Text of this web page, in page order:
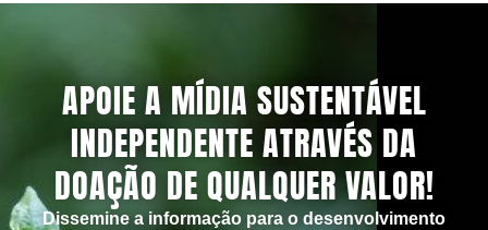
APOIE A MÍDIA SUSTENTÁVEL
INDEPENDENTE ATRAVÉS DA
DOAÇÃO DE QUALQUER VALOR!
Dissemine a informação para o desenvolvimento